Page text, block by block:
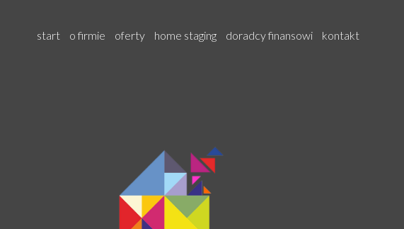
start o firmie oferty home staging doradcy finansowi kontakt